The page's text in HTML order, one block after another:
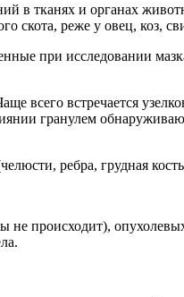
в тканях и органах
скота, реже у овец, коз,
при исследовании
всего встречается
гранулем
ребра, грудная
происходит),